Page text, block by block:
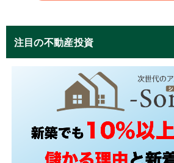
注目の不動産投資